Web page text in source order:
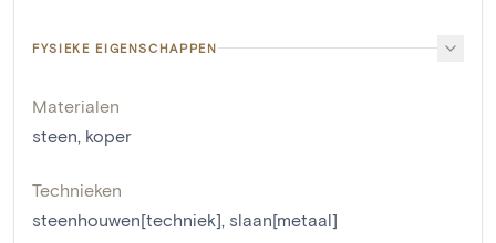
FYSIEKE EIGENSCHAPPEN
Materialen
steen, koper
Technieken
steenhouwen[techniek], slaan[metaal]